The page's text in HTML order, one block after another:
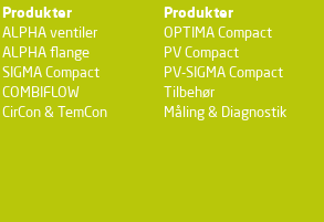
Produkter
ALPHA ventiler
ALPHA flange
SIGMA Compact
COMBIFLOW
CirCon & TemCon
Produkter
OPTIMA Compact
PV Compact
PV-SIGMA Compact
Tilbehør
Måling & Diagnostik